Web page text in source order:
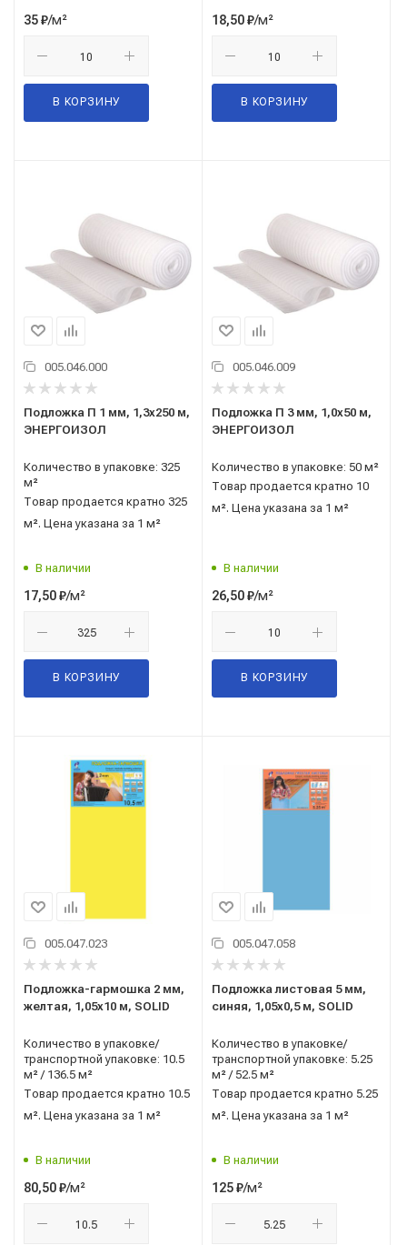
35₽/м²
В КОРЗИНУ
18,50₽/м²
В КОРЗИНУ
005.046.000
Подложка П 1 мм, 1,3x250 м,
ЭНЕРГОИЗОЛ
Количество в упаковке: 325
м²
Товар продается кратно 325
м². Цена указана за 1 м²
В наличии
17,50₽/м²
В КОРЗИНУ
005.046.009
Подложка П 3 мм, 1,0x50 м,
ЭНЕРГОИЗОЛ
Количество в упаковке: 50 м²
Товар продается кратно 10
м². Цена указана за 1 м²
В наличии
26,50₽/м²
В КОРЗИНУ
005.047.023
Подложка-гармошка 2 мм,
желтая, 1,05x10 м, SOLID
Количество в упаковке/
транспортной упаковке: 10.5
м² / 136.5 м²
Товар продается кратно 10.5
м². Цена указана за 1 м²
В наличии
80,50₽/м²
005.047.058
Подложка листовая 5 мм,
синяя, 1,05x0,5 м, SOLID
Количество в упаковке/
транспортной упаковке: 5.25
м² / 52.5 м²
Товар продается кратно 5.25
м². Цена указана за 1 м²
В наличии
125₽/м²